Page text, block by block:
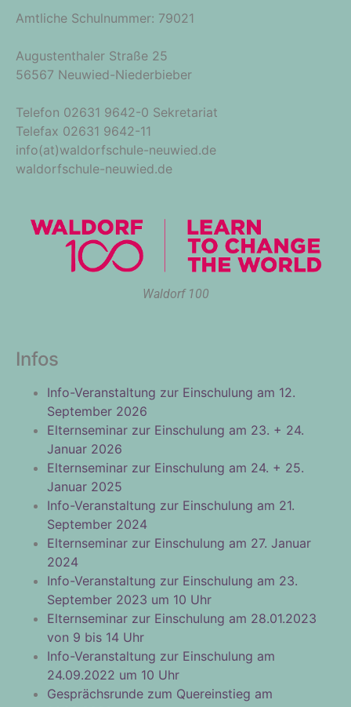
Amtliche Schulnummer: 79021
Augustenthaler Straße 25
56567 Neuwied-Niederbieber
Telefon 02631 9642-0 Sekretariat
Telefax 02631 9642-11
info(at)waldorfschule-neuwied.de
waldorfschule-neuwied.de
Waldorf 100
Infos
Info-Veranstaltung zur Einschulung am 12.
September 2026
Elternseminar zur Einschulung am 23. + 24.
Januar 2026
Elternseminar zur Einschulung am 24. + 25.
Januar 2025
Info-Veranstaltung zur Einschulung am 21.
September 2024
Elternseminar zur Einschulung am 27. Januar
2024
Info-Veranstaltung zur Einschulung am 23.
September 2023 um 10 Uhr
Elternseminar zur Einschulung am 28.01.2023
von 9 bis 14 Uhr
Info-Veranstaltung zur Einschulung am
24.09.2022 um 10 Uhr
Gesprächsrunde zum Quereinstieg am